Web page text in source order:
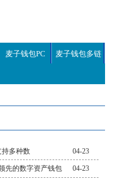
麦子钱包PC 麦子钱包多链
持多种数 04-23
先的数字资产钱包 04-23